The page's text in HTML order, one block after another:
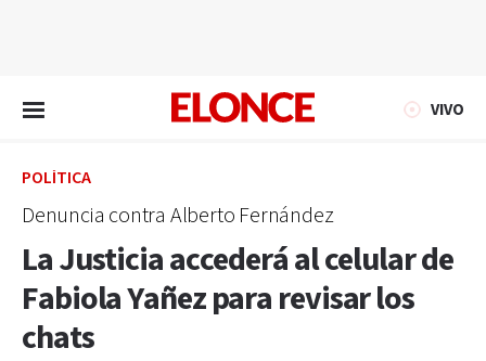
VIVO
POLÍTICA
Denuncia contra Alberto Fernández
La Justicia accederá al celular de
Fabiola Yañez para revisar los
chats